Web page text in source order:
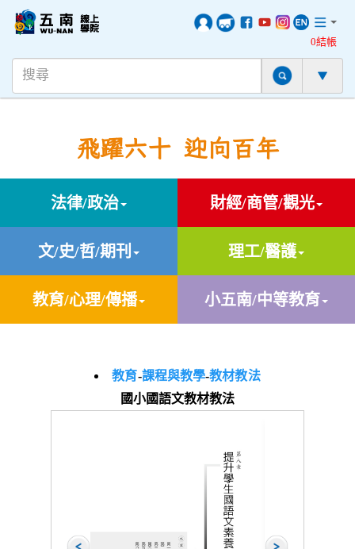
0結帳
飛躍六十 迎向百年
法律/政治 財經/商管/觀光
文/史/哲/期刊 理工/醫護
教育/心理/傳播 小五南/中等教育
教育-課程與教學-教材教法
國小國語文教材教法